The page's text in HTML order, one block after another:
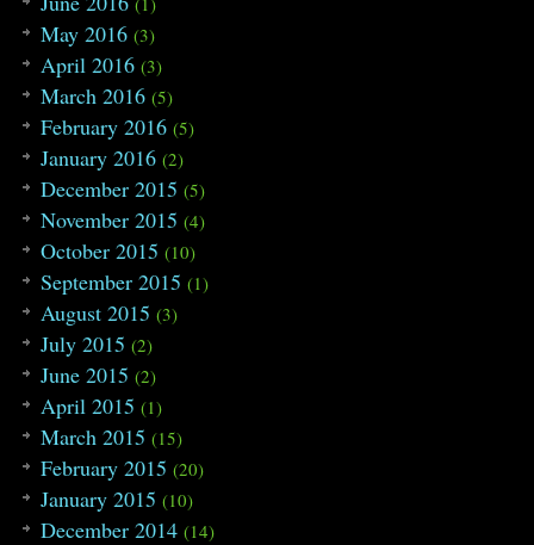
May 2016 (3)
April 2016 (3)
March 2016 (5)
February 2016 (5)
January 2016 (2)
December 2015 (5)
November 2015 (4)
October 2015 (10)
September 2015 (1)
August 2015 (3)
July 2015 (2)
June 2015 (2)
April 2015 (1)
March 2015 (15)
February 2015 (20)
January 2015 (10)
December 2014 (14)